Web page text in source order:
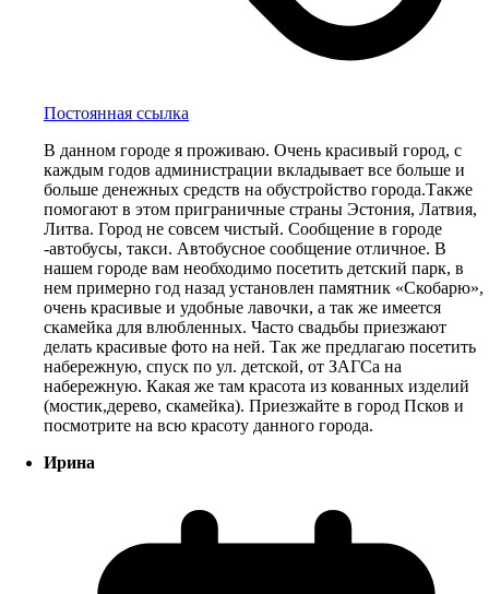
Постоянная ссылка
В данном городе я проживаю. Очень красивый город, с
каждым годов администрации вкладывает все больше и
больше денежных средств на обустройство города.Также
помогают в этом приграничные страны Эстония, Латвия,
Литва. Город не совсем чистый. Сообщение в городе
-автобусы, такси. Автобусное сообщение отличное. В
нашем городе вам необходимо посетить детский парк, в
нем примерно год назад установлен памятник «Скобарю»,
очень красивые и удобные лавочки, а так же имеется
скамейка для влюбленных. Часто свадьбы приезжают
делать красивые фото на ней. Так же предлагаю посетить
набережную, спуск по ул. детской, от ЗАГСа на
набережную. Какая же там красота из кованных изделий
(мостик,дерево, скамейка). Приезжайте в город Псков и
посмотрите на всю красоту данного города.
Ирина